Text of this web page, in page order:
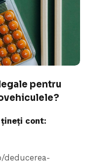
pentru
țineți cont:
deducerea-